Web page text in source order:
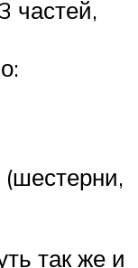
частей,
так же и